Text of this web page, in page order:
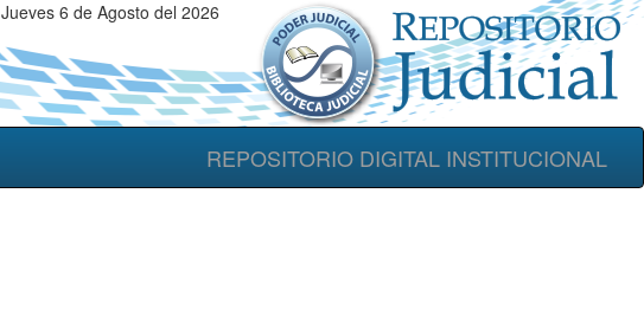
Jueves 6 de Agosto del 2026
REPOSITORIO DIGITAL INSTITUCIONAL